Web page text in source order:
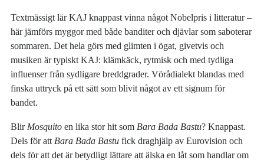
Textmässigt lär KAJ knappast vinna något Nobelpris i litteratur –
här jämförs myggor med både banditer och djävlar som saboterar
sommaren. Det hela görs med glimten i ögat, givetvis och
musiken är typiskt KAJ: klämkäck, rytmisk och med tydliga
influenser från sydligare breddgrader. Vörådialekt blandas med
finska uttryck på ett sätt som blivit något av ett signum för
bandet.
Blir Mosquitoen lika stor hit som Bara Bada Bastu? Knappast.
Dels för att Bara Bada Bastufick draghjälp av Eurovision och
dels för att det är betydligt lättare att älska en låt som handlar om